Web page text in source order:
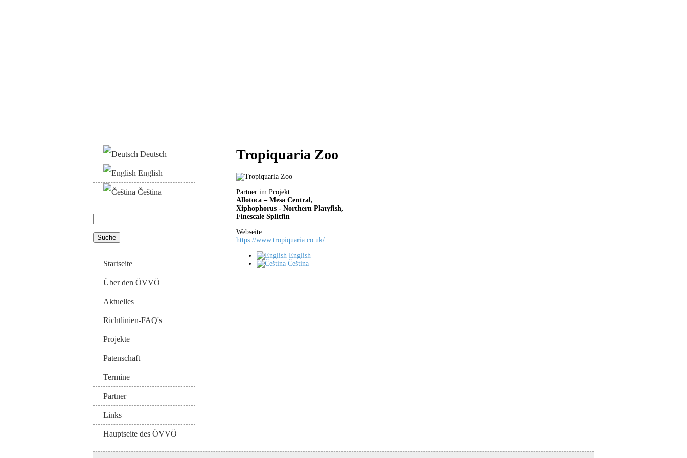
Deutsch
English
Čeština
Suchformular
Startseite
Über den ÖVVÖ
Aktuelles
Richtlinien-FAQ's
Projekte
Patenschaft
Termine
Partner
Links
Hauptseite des ÖVVÖ
Tropiquaria Zoo
Partner im Projekt
Allotoca – Mesa Central,
Xiphophorus - Northern Platyfish,
Finescale Splitfin
Webseite:
https://www.tropiquaria.co.uk/
English
Čeština